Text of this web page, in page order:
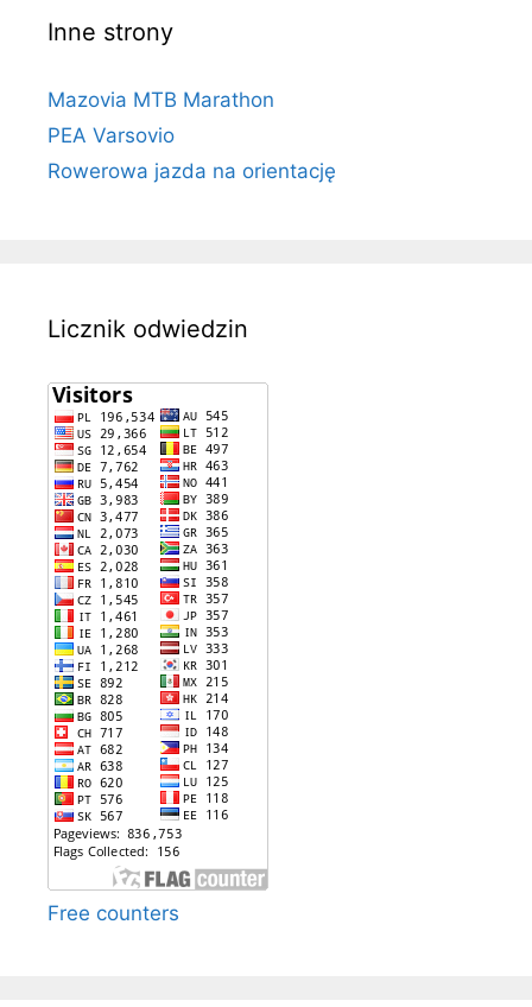
Inne strony
Mazovia MTB Marathon
PEA Varsovio
Rowerowa jazda na orientację
Licznik odwiedzin
Free counters